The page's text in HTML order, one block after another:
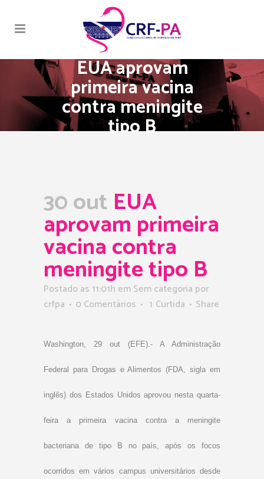
EUA aprovam
primeira vacina
contra meningite
tipo B
30 out EUA
aprovam primeira
vacina contra
meningite tipo B
Postado as 11:01h em Sem categoria por
crfpa
0 Comentários 1 Curtida Share
Washington, 29 out (EFE).- A Administração
Federal para Drogas e Alimentos (FDA, sigla em
inglês) dos Estados Unidos aprovou nesta quarta-
feira a primeira vacina contra a meningite
bacteriana de tipo B no país, após os focos
ocorridos em vários campus universitários desde